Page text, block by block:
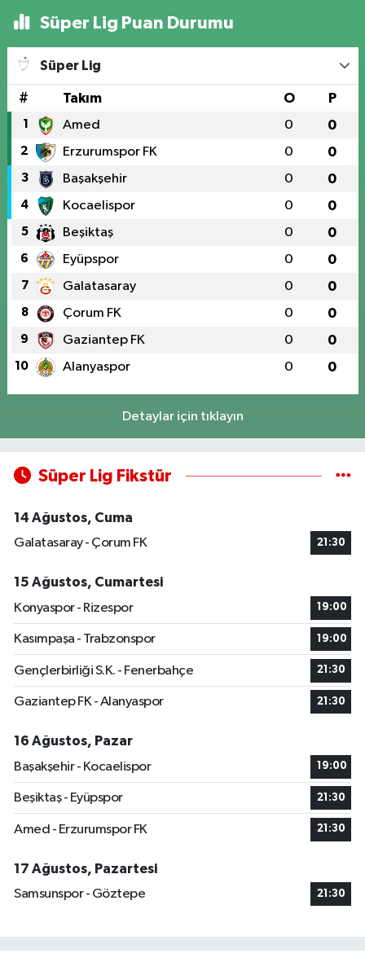
Süper Lig Puan Durumu
Süper Lig
# Takım O P
1 Amed 0 0
2 Erzurumspor FK 0 0
3 Başakşehir 0 0
4 Kocaelispor 0 0
5 Beşiktaş 0 0
6 Eyüpspor 0 0
7 Galatasaray 0 0
8 Çorum FK 0 0
9 Gaziantep FK 0 0
10 Alanyaspor 0 0
Detaylar için tıklayın
Süper Lig Fikstür
14 Ağustos, Cuma
Galatasaray - Çorum FK
21:30
15 Ağustos, Cumartesi
Konyaspor - Rizespor
19:00
Kasımpaşa - Trabzonspor 19:00
Gençlerbirliği S.K. - Fenerbahçe 21:30
Gaziantep FK - Alanyaspor 21:30
16 Ağustos, Pazar
Başakşehir - Kocaelispor
19:00
Beşiktaş - Eyüpspor 21:30
Amed - Erzurumspor FK 21:30
17 Ağustos, Pazartesi
Samsunspor - Göztepe
21:30